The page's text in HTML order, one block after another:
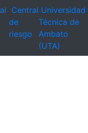
Central
de
riesgo
Universidad
Técnica de
Ambato
(UTA)